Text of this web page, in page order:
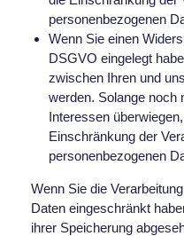
personenbezogenen
Wenn Sie einen
DSGVO eingelegt
zwischen Ihren und
werden. Solange noch
Interessen
Einschränkung der
personenbezogenen
Wenn Sie die
Daten eingeschränkt
ihrer Speicherung